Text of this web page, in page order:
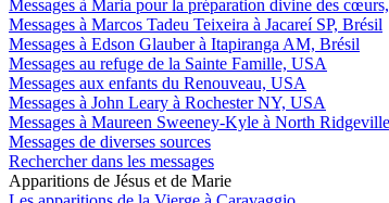
Messages à Maria pour la préparation divine des
Messages à Marcos Tadeu Teixeira à Jacareí SP, Brésil
Messages à Edson Glauber à Itapiranga AM, Brésil
Messages au refuge de la Sainte Famille, USA
Messages aux enfants du Renouveau, USA
Messages à John Leary à Rochester NY, USA
Messages à Maureen Sweeney-Kyle à North
Messages de diverses sources
Rechercher dans les messages
Apparitions de Jésus et de Marie